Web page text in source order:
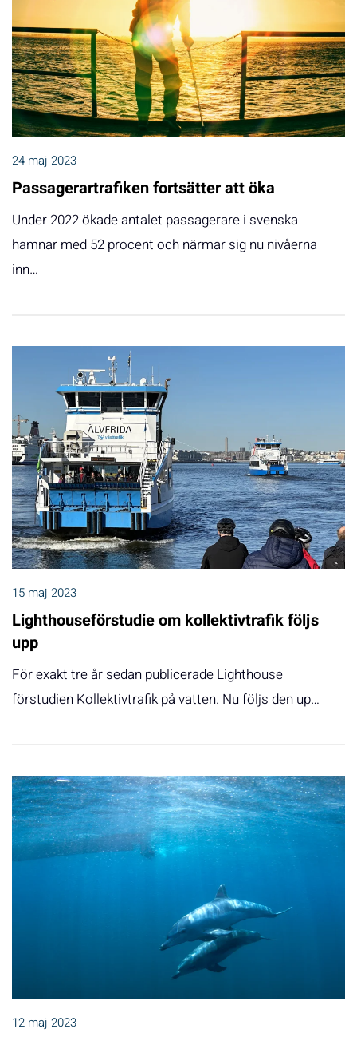
24 maj 2023
Passagerartrafiken fortsätter att öka
Under 2022 ökade antalet passagerare i svenska
hamnar med 52 procent och närmar sig nu nivåerna
inn…
15 maj 2023
Lighthouseförstudie om kollektivtrafik följs
upp
För exakt tre år sedan publicerade Lighthouse
förstudien Kollektivtrafik på vatten. Nu följs den up…
12 maj 2023